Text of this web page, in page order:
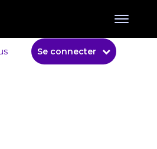
Se connecter